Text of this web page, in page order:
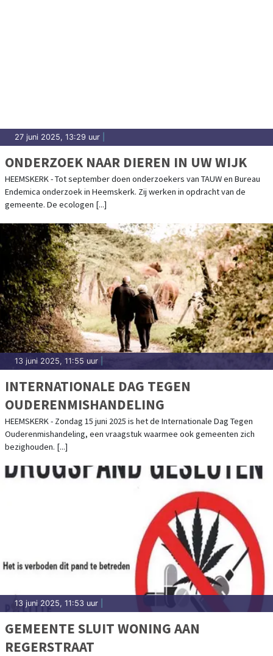
27 juni 2025, 13:29 uur
ONDERZOEK NAAR DIEREN IN UW WIJK
HEEMSKERK - Tot september doen onderzoekers van TAUW en Bureau
Endemica onderzoek in Heemskerk. Zij werken in opdracht van de
gemeente. De ecologen [...]
13 juni 2025, 11:55 uur
INTERNATIONALE DAG TEGEN
OUDERENMISHANDELING
HEEMSKERK - Zondag 15 juni 2025 is het de Internationale Dag Tegen
Ouderenmishandeling, een vraagstuk waarmee ook gemeenten zich
bezighouden. [...]
13 juni 2025, 11:53 uur
GEMEENTE SLUIT WONING AAN
REGERSTRAAT